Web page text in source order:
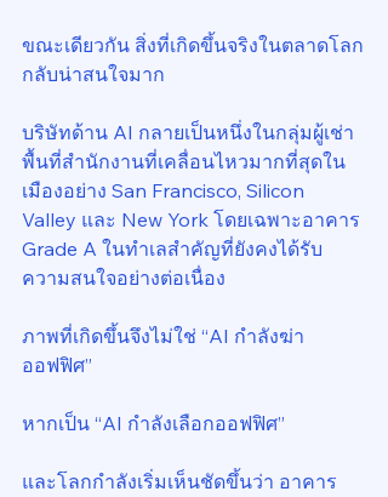
ขณะเดียวกัน สิ่งที่เกิดขึ้นจริงในตลาดโลก
กลับน่าสนใจมาก
บริษัทด้าน AI กลายเป็นหนึ่งในกลุ่มผู้เช่า
พื้นที่สำนักงานที่เคลื่อนไหวมากที่สุดใน
เมืองอย่าง San Francisco, Silicon
Valley และ New York โดยเฉพาะอาคาร
Grade A ในทำเลสำคัญที่ยังคงได้รับ
ความสนใจอย่างต่อเนื่อง
ภาพที่เกิดขึ้นจึงไม่ใช่ “AI กำลังฆ่า
ออฟฟิศ”
หากเป็น “AI กำลังเลือกออฟฟิศ”
และโลกกำลังเริ่มเห็นชัดขึ้นว่า อาคาร